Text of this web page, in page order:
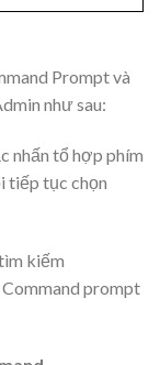
Prompt và
như sau:
nhấn tổ hợp phím
tiếp tục chọn
kiếm
prompt